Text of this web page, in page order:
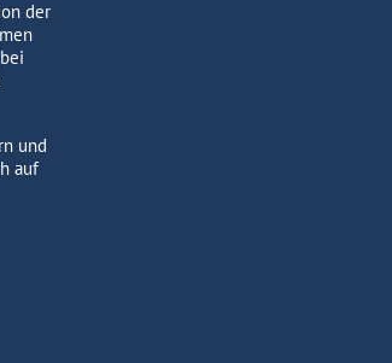
der
und
auf